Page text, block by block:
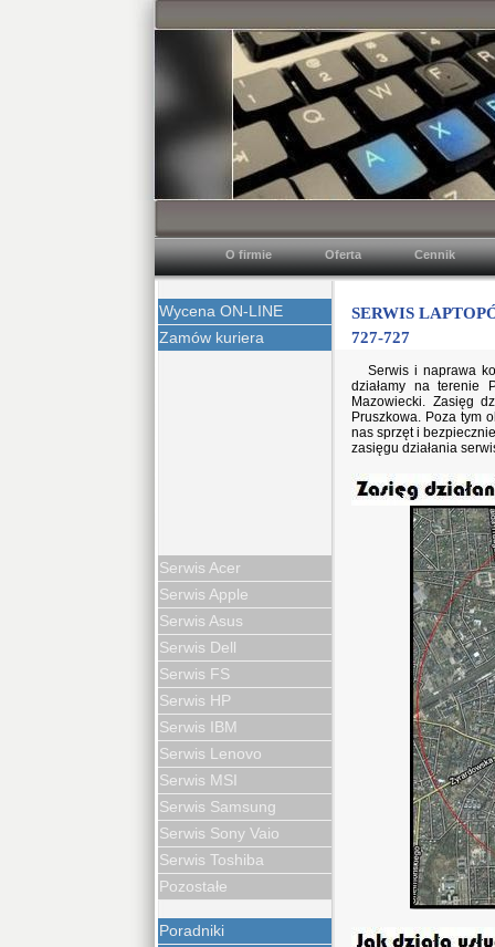
O firmie Oferta Cennik
Wycena ON-LINE
Zamów kuriera
Serwis Acer
Serwis Apple
Serwis Asus
Serwis Dell
Serwis FS
Serwis HP
Serwis IBM
Serwis Lenovo
Serwis MSI
Serwis Samsung
Serwis Sony Vaio
Serwis Toshiba
Pozostałe
Poradniki
SERWIS
727-727
Serwis i naprawa
działamy na terenie
Mazowiecki. Zasięg
Pruszkowa. Poza tym
nas sprzęt i
zasięgu działania